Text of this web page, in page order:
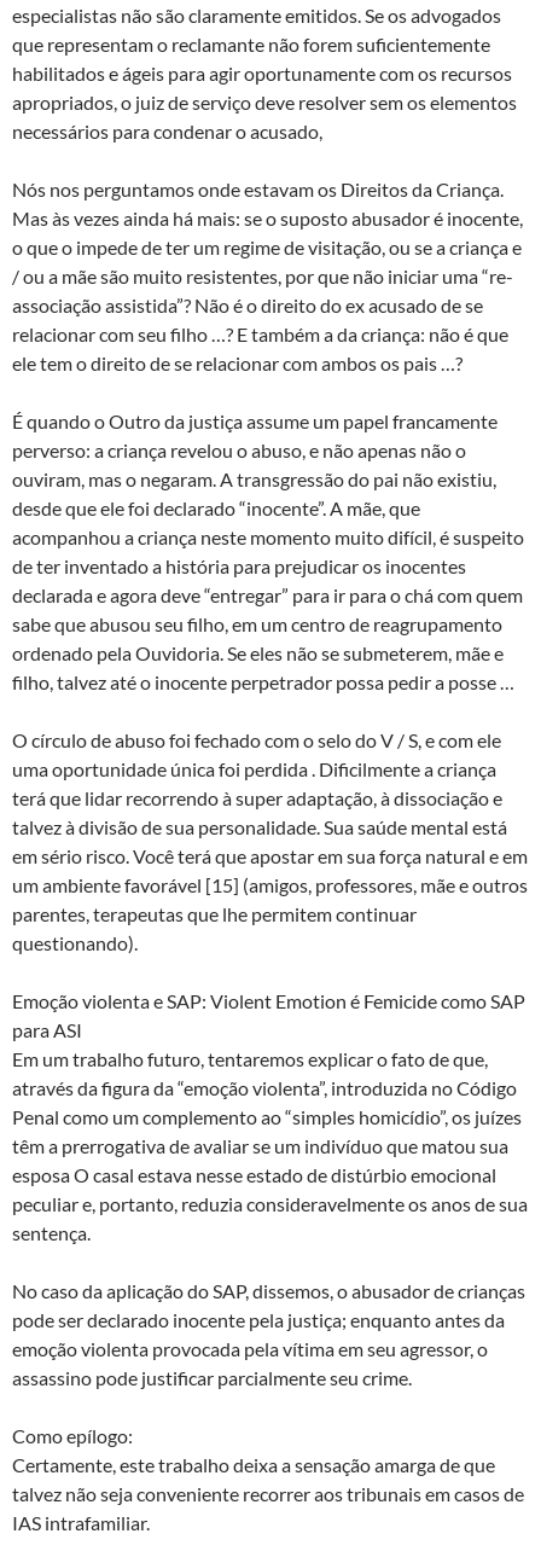
especialistas não são claramente emitidos. Se os advogados
que representam o reclamante não forem suficientemente
habilitados e ágeis para agir oportunamente com os recursos
apropriados, o juiz de serviço deve resolver sem os elementos
necessários para condenar o acusado,
Nós nos perguntamos onde estavam os Direitos da Criança.
Mas às vezes ainda há mais: se o suposto abusador é inocente,
o que o impede de ter um regime de visitação, ou se a criança e
/ ou a mãe são muito resistentes, por que não iniciar uma “re-
associação assistida”? Não é o direito do ex acusado de se
relacionar com seu filho …? E também a da criança: não é que
ele tem o direito de se relacionar com ambos os pais …?
É quando o Outro da justiça assume um papel francamente
perverso: a criança revelou o abuso, e não apenas não o
ouviram, mas o negaram. A transgressão do pai não existiu,
desde que ele foi declarado “inocente”. A mãe, que
acompanhou a criança neste momento muito difícil, é suspeito
de ter inventado a história para prejudicar os inocentes
declarada e agora deve “entregar” para ir para o chá com quem
sabe que abusou seu filho, em um centro de reagrupamento
ordenado pela Ouvidoria. Se eles não se submeterem, mãe e
filho, talvez até o inocente perpetrador possa pedir a posse …
O círculo de abuso foi fechado com o selo do V / S, e com ele
uma oportunidade única foi perdida . Dificilmente a criança
terá que lidar recorrendo à super adaptação, à dissociação e
talvez à divisão de sua personalidade. Sua saúde mental está
em sério risco. Você terá que apostar em sua força natural e em
um ambiente favorável [15] (amigos, professores, mãe e outros
parentes, terapeutas que lhe permitem continuar
questionando).
Emoção violenta e SAP: Violent Emotion é Femicide como SAP
para ASI
Em um trabalho futuro, tentaremos explicar o fato de que,
através da figura da “emoção violenta”, introduzida no Código
Penal como um complemento ao “simples homicídio”, os juízes
têm a prerrogativa de avaliar se um indivíduo que matou sua
esposa O casal estava nesse estado de distúrbio emocional
peculiar e, portanto, reduzia consideravelmente os anos de sua
sentença.
No caso da aplicação do SAP, dissemos, o abusador de crianças
pode ser declarado inocente pela justiça; enquanto antes da
emoção violenta provocada pela vítima em seu agressor, o
assassino pode justificar parcialmente seu crime.
Como epílogo:
Certamente, este trabalho deixa a sensação amarga de que
talvez não seja conveniente recorrer aos tribunais em casos de
IAS intrafamiliar.